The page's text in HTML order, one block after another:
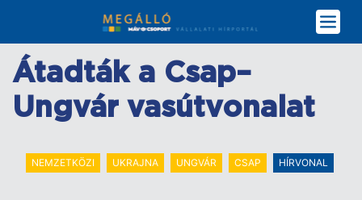
tartalomra
Átadták a Csap–
Ungvár vasútvonalat
NEMZETKÖZI UKRAJNA UNGVÁR CSAP HÍRVONAL